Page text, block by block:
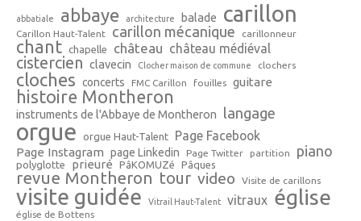
abbatiale abbaye architecture balade carillon
Carillon Haut-Talent carillon mécanique carillonneur
chant chapelle château château médiéval
cistercien clavecin Clocher maison de commune clochers
cloches concerts FMC Carillon fouilles guitare
histoire Montheron
instruments de l'Abbaye de Montheron langage
orgue orgue Haut-Talent Page Facebook
Page Instagram page Linkedin Page Twitter partition piano
polyglotte prieuré PâKOMUZé Pâques
revue Montheron tour video Visite de carillons
visite guidée Vitrail Haut-Talent vitraux église
église de Bottens